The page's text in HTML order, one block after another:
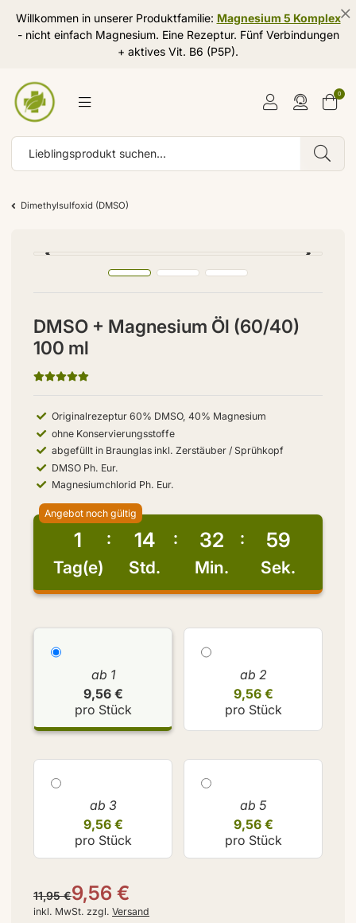
Willkommen in unserer Produktfamilie: Magnesium 5 Komplex
- nicht einfach Magnesium. Eine Rezeptur. Fünf Verbindungen
+ aktives Vit. B6 (P5P).
0
Dimethylsulfoxid (DMSO)
DMSO + Magnesium Öl (60/40)
100 ml
Originalrezeptur 60% DMSO, 40% Magnesium
ohne Konservierungsstoffe
abgefüllt in Braunglas inkl. Zerstäuber / Sprühkopf
DMSO Ph. Eur.
Magnesiumchlorid Ph. Eur.
Angebot noch gültig
1
Tag(e)
14
Std.
32
Min.
59
Sek.
9,56 €
11,95 €
inkl. MwSt. zzgl. Versand
ab 1
9,56 €
pro Stück
ab 2
9,56 €
pro Stück
ab 3
9,56 €
pro Stück
ab 5
9,56 €
pro Stück